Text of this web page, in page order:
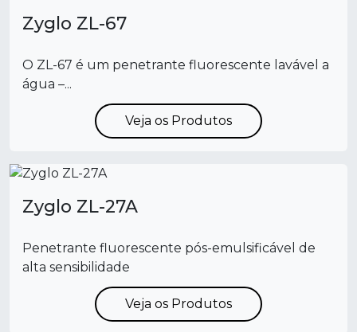
Zyglo ZL-67
O ZL-67 é um penetrante fluorescente lavável a
água –...
Veja os Produtos
Zyglo ZL-27A
Penetrante fluorescente pós-emulsificável de
alta sensibilidade
Veja os Produtos